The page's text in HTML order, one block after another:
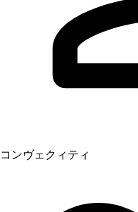
コンヴェクィティ